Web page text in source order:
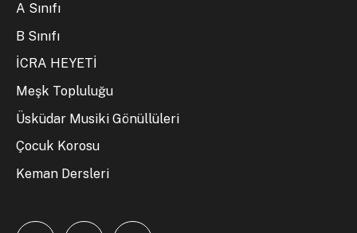
A Sınıfı
B Sınıfı
İCRA HEYETİ
Meşk Topluluğu
Üsküdar Musiki Gönüllüleri
Çocuk Korosu
Keman Dersleri